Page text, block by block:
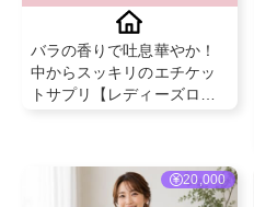
バラの香りで吐息華やか！
中からスッキリのエチケッ
トサプリ【レディーズロー
20,000